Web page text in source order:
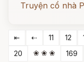
Truyện cổ nhà
⇤ ⇠ 11 12
20
❀ ❀ ❀ 169